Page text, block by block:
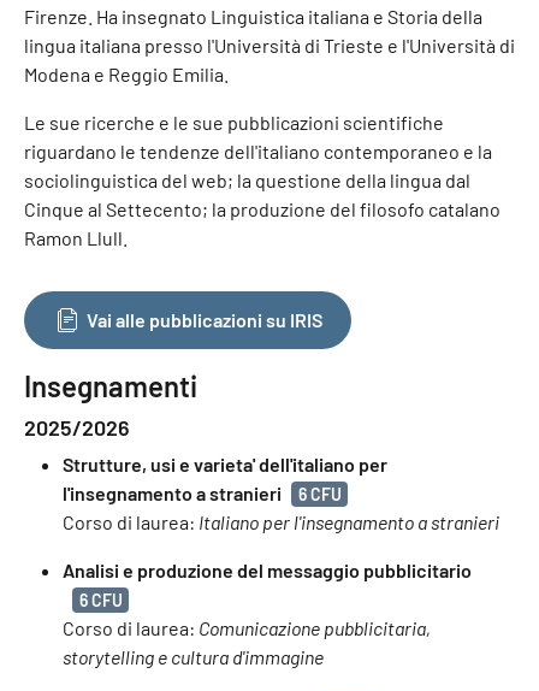
Firenze. Ha insegnato Linguistica italiana e Storia della
lingua italiana presso l'Università di Trieste e l'Università di
Modena e Reggio Emilia.
Le sue ricerche e le sue pubblicazioni scientifiche
riguardano le tendenze dell'italiano contemporaneo e la
sociolinguistica del web; la questione della lingua dal
Cinque al Settecento; la produzione del filosofo catalano
Ramon Llull.
Vai alle pubblicazioni su IRIS
Insegnamenti
2025/2026
Strutture, usi e varieta' dell'italiano per
l'insegnamento a stranieri
6 CFU
Corso di laurea: Italiano per l'insegnamento a stranieri
Analisi e produzione del messaggio pubblicitario
6 CFU
Corso di laurea: Comunicazione pubblicitaria,
storytelling e cultura d'immagine